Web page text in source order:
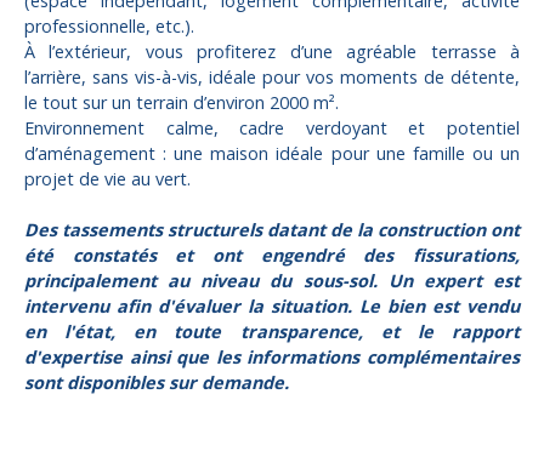
professionnelle, etc.).
À l’extérieur, vous profiterez d’une agréable terrasse à
l’arrière, sans vis-à-vis, idéale pour vos moments de détente,
le tout sur un terrain d’environ 2000 m².
Environnement calme, cadre verdoyant et potentiel
d’aménagement : une maison idéale pour une famille ou un
projet de vie au vert.
Des tassements structurels datant de la construction ont
été constatés et ont engendré des fissurations,
principalement au niveau du sous-sol. Un expert est
intervenu afin d'évaluer la situation. Le bien est vendu
en l'état, en toute transparence, et le rapport
d'expertise ainsi que les informations complémentaires
sont disponibles sur demande.